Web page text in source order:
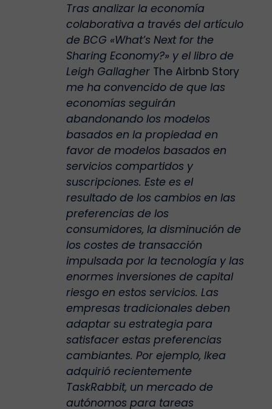
Tras analizar la economía
colaborativa a través del artículo
de BCG «What’s Next for the
Sharing Economy?» y el libro de
Leigh GallagherThe Airbnb Story
me ha convencido de que las
economías seguirán
abandonando los modelos
basados en la propiedad en
favor de modelos basados en
servicios compartidos y
suscripciones. Este es el
resultado de los cambios en las
preferencias de los
consumidores, la disminución de
los costes de transacción
impulsada por la tecnología y las
enormes inversiones de capital
riesgo en estos servicios. Las
empresas tradicionales deben
adaptar su estrategia para
satisfacer estas preferencias
cambiantes. Por ejemplo, Ikea
adquirió recientemente
TaskRabbit, un mercado de
autónomos para tareas